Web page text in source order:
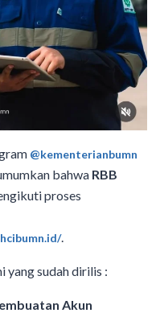
@kementerianbumn
bahwa RBB
proses
.
yang sudah dirilis :
Akun